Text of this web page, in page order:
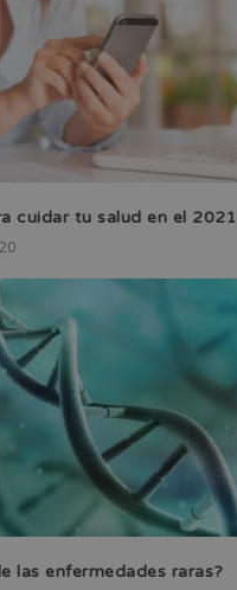
cuidar tu salud en el 2021
las enfermedades raras?